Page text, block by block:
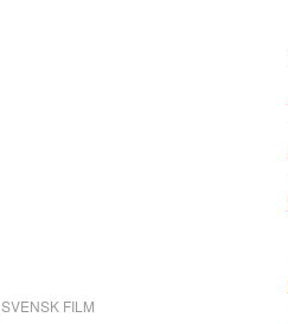
SVENSK FILM